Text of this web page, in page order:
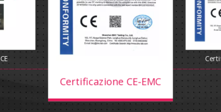
Certificazione CE-EMC